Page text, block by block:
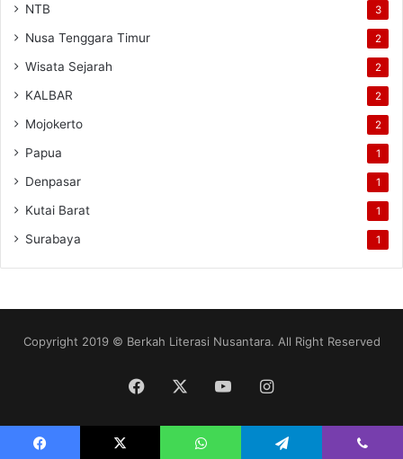
NTB 3
Nusa Tenggara Timur 2
Wisata Sejarah 2
KALBAR 2
Mojokerto 2
Papua 1
Denpasar 1
Kutai Barat 1
Surabaya 1
Copyright 2019 © Berkah Literasi Nusantara. All Right Reserved
Facebook YouTubeInstagram